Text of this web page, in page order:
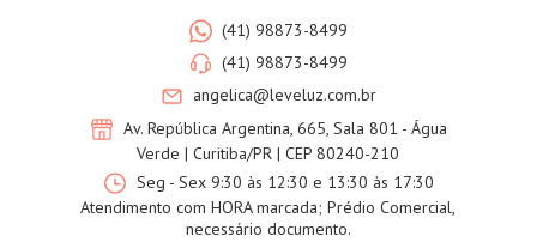
(41) 98873-8499
(41) 98873-8499
angelica@leveluz.com.br
Av. República Argentina, 665, Sala 801 - Água
Verde | Curitiba/PR | CEP 80240-210
Seg - Sex 9:30 às 12:30 e 13:30 às 17:30
Atendimento com HORA marcada; Prédio Comercial,
necessário documento.